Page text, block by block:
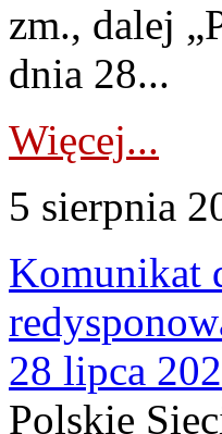
zm., dalej
dnia 28...
Więcej...
5 sierpnia
Komunikat
28 lipca
Polskie